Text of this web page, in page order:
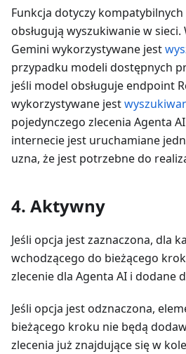
Funkcja dotyczy
obsługują wyszukiwanie w
Gemini wykorzystywane jest
przypadku modeli dostępnych
jeśli model obsługuje endpoint
wykorzystywane jest
pojedynczego zlecenia Agenta
internecie jest uruchamiane
uzna, że jest potrzebne do
4. Aktywny
Jeśli opcja jest zaznaczona, dla
wchodzącego do bieżącego
zlecenie dla Agenta AI i dodane
Jeśli opcja jest odznaczona,
bieżącego kroku nie będą
zlecenia już znajdujące się w